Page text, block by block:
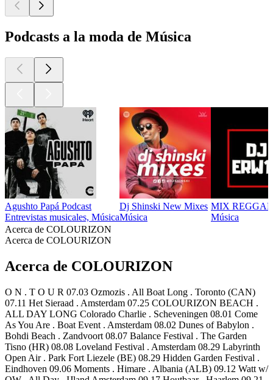
Podcasts a la moda de Música
Agushto Papá Podcast
Entrevistas musicales, Música
Dj Shinski New Mixes
Música
MIX
Música
Acerca de COLOURIZON
Acerca de COLOURIZON
Acerca de COLOURIZON
O N . T O U R 07.03 Ozmozis . All Boat Long . Toronto (CAN)
07.11 Het Sieraad . Amsterdam 07.25 COLOURIZON BEACH .
ALL DAY LONG Colorado Charlie . Scheveningen 08.01 Come
As You Are . Boat Event . Amsterdam 08.02 Dunes of Babylon .
Bohdi Beach . Zandvoort 08.07 Balance Festival . The Garden
Tisno (HR) 08.08 Loveland Festival . Amsterdam 08.29 Labyrinth
Open Air . Park Fort Liezele (BE) 08.29 Hidden Garden Festival .
Eindhoven 09.06 Moments . Himare . Albania (ALB) 09.12 Watt w/